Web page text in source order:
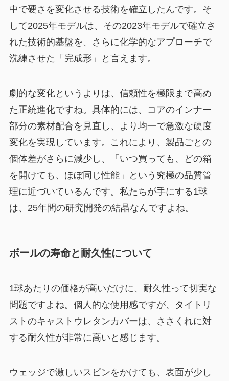
中で硬さを変化させる技術を確立したんです。そ
して2025年モデルは、その2023年モデルで確立さ
れた技術的基盤を、さらに化学的なアプローチで
洗練させた「完成形」と言えます。
劇的な変化というよりは、信頼性を極限まで高め
た正統進化ですね。具体的には、コアのインナー
部分の素材配合を見直し、より均一で急激な硬度
変化を実現しています。これにより、製品ごとの
個体差がさらに減少し、「いつ買っても、どの箱
を開けても、ほぼ同じ性能」という究極の品質管
理に近づいているんです。私たちが手にする1球
は、25年間の研究開発の結晶なんですよね。
ボールの寿命と耐久性について
1球あたりの価格が高いだけに、耐久性って切実な
問題ですよね。個人的な使用感ですが、タイトリ
ストのキャストウレタンカバーは、ささくれに対
する耐久性が非常に高いと感じます。
ウェッジで激しいスピンをかけても、表面が少し